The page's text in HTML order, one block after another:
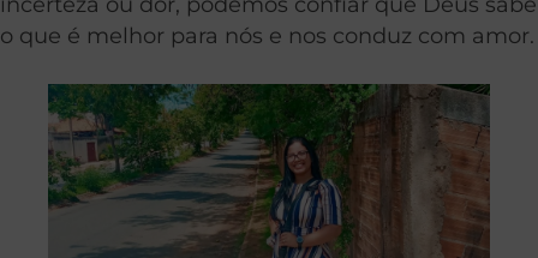
o que é melhor para nós e nos conduz com amor.